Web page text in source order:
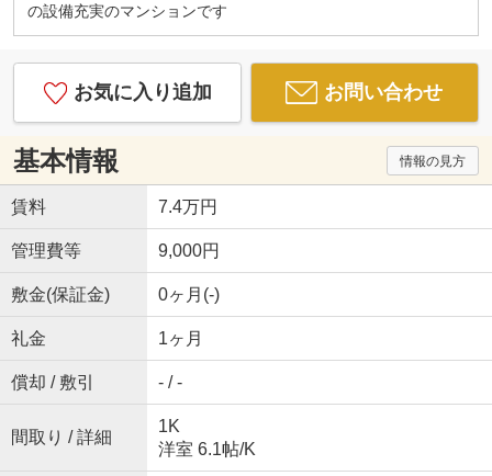
の設備充実のマンションです
お気に入り追加 お問い合わせ
基本情報 情報の見方
賃料 7.4万円
管理費等 9,000円
敷金(保証金) 0ヶ月(-)
礼金 1ヶ月
償却 / 敷引 - / -
間取り / 詳細
1K
洋室 6.1帖/K